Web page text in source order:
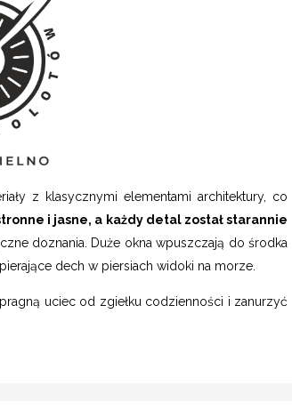
z klasycznymi elementami architektury, co
i jasne, a każdy detal został starannie
doznania. Duże okna wpuszczają do środka
dech w piersiach widoki na morze.
uciec od zgiełku codzienności i zanurzyć